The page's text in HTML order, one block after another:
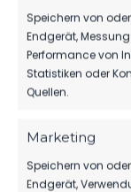
Speichern von
Endgerät,
Performance von
Statistiken oder
Quellen.
Marketing
Speichern von
Endgerät,
MBS
BEIM FSV